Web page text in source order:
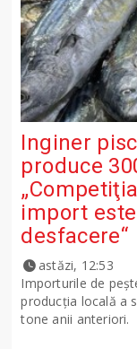
Inginer
produce
import
desfacere“
astăzi, 12:53
Importurile de
producţia locală a
tone anii anteriori.